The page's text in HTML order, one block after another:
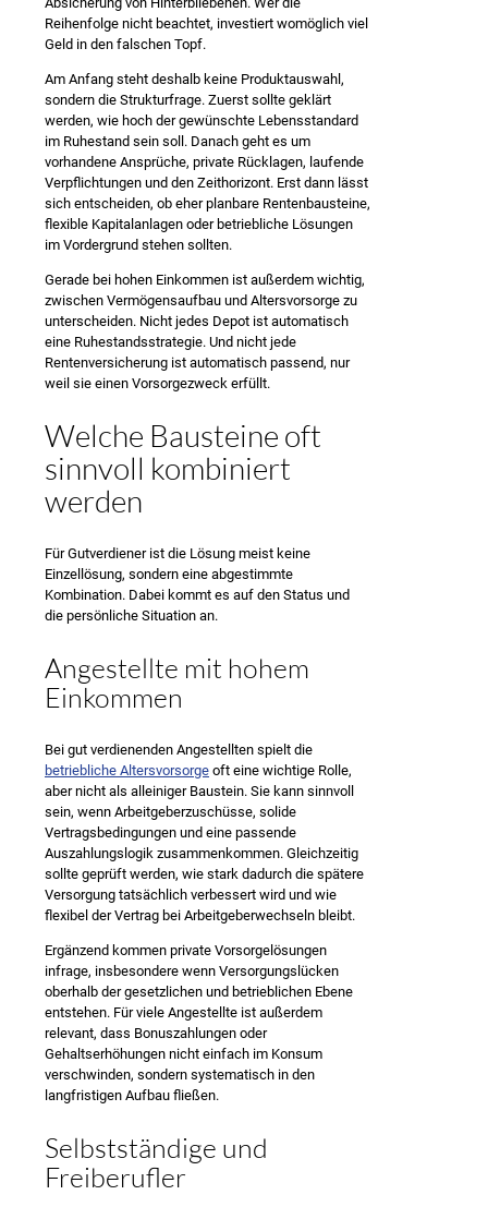
Reihenfolge nicht beachtet, investiert womöglich viel
Geld in den falschen Topf.
Am Anfang steht deshalb keine Produktauswahl,
sondern die Strukturfrage. Zuerst sollte geklärt
werden, wie hoch der gewünschte Lebensstandard
im Ruhestand sein soll. Danach geht es um
vorhandene Ansprüche, private Rücklagen, laufende
Verpflichtungen und den Zeithorizont. Erst dann lässt
sich entscheiden, ob eher planbare Rentenbausteine,
flexible Kapitalanlagen oder betriebliche Lösungen
im Vordergrund stehen sollten.
Gerade bei hohen Einkommen ist außerdem wichtig,
zwischen Vermögensaufbau und Altersvorsorge zu
unterscheiden. Nicht jedes Depot ist automatisch
eine Ruhestandsstrategie. Und nicht jede
Rentenversicherung ist automatisch passend, nur
weil sie einen Vorsorgezweck erfüllt.
Welche Bausteine oft
sinnvoll kombiniert
werden
Für Gutverdiener ist die Lösung meist keine
Einzellösung, sondern eine abgestimmte
Kombination. Dabei kommt es auf den Status und
die persönliche Situation an.
Angestellte mit hohem
Einkommen
Bei gut verdienenden Angestellten spielt die
betriebliche Altersvorsorge oft eine wichtige Rolle,
aber nicht als alleiniger Baustein. Sie kann sinnvoll
sein, wenn Arbeitgeberzuschüsse, solide
Vertragsbedingungen und eine passende
Auszahlungslogik zusammenkommen. Gleichzeitig
sollte geprüft werden, wie stark dadurch die spätere
Versorgung tatsächlich verbessert wird und wie
flexibel der Vertrag bei Arbeitgeberwechseln bleibt.
Ergänzend kommen private Vorsorgelösungen
infrage, insbesondere wenn Versorgungslücken
oberhalb der gesetzlichen und betrieblichen Ebene
entstehen. Für viele Angestellte ist außerdem
relevant, dass Bonuszahlungen oder
Gehaltserhöhungen nicht einfach im Konsum
verschwinden, sondern systematisch in den
langfristigen Aufbau fließen.
Selbstständige und
Freiberufler